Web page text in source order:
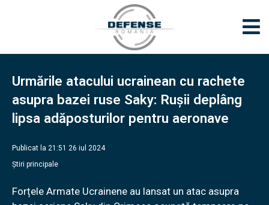
Urmările atacului ucrainean cu rachete
asupra bazei ruse Saky: Rușii deplâng
lipsa adăposturilor pentru aeronave
Publicat la 21:51 26 iul 2024
Știri principale
Forțele Armate Ucrainene au lansat un atac asupra